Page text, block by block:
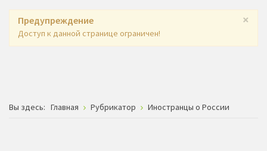
×
Предупреждение
Доступ к данной странице ограничен!
Вы здесь: Главная Рубрикатор Иностранцы о России